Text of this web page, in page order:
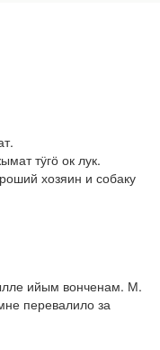
тӱгӧ ок лук.
хозяин и собаку
ийым вонченам. М.
перевалило за